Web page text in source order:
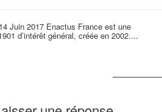
Juin 2017 Enactus France est une
d’intérêt général, créée en 2002....